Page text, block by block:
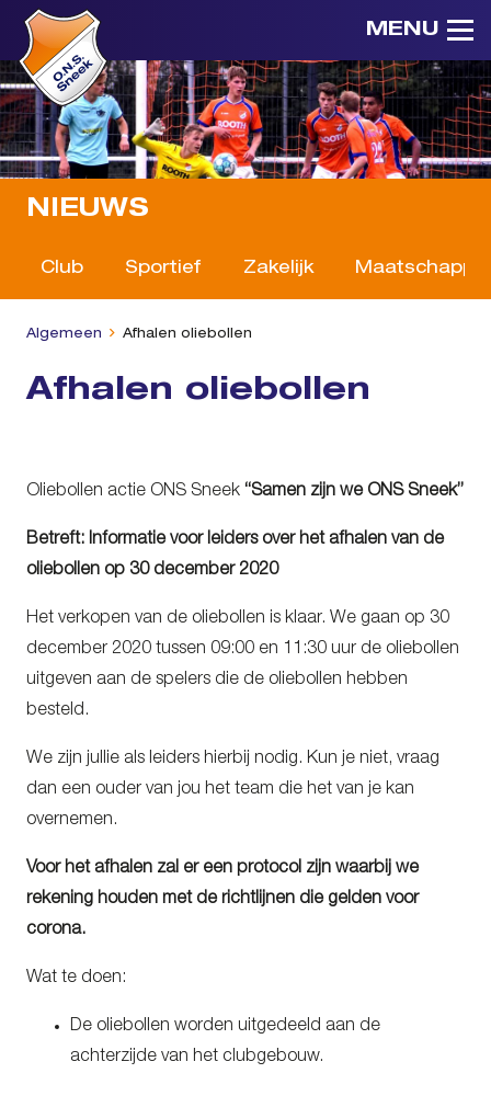
MENU
NIEUWS
Club Sportief Zakelijk
Algemeen Afhalen oliebollen
Afhalen oliebollen
Oliebollen actie ONS Sneek “Samen zijn we ONS Sneek”
Betreft: Informatie voor leiders over het afhalen van de
oliebollen op 30 december 2020
Het verkopen van de oliebollen is klaar. We gaan op 30
december 2020 tussen 09:00 en 11:30 uur de oliebollen
uitgeven aan de spelers die de oliebollen hebben
besteld.
We zijn jullie als leiders hierbij nodig. Kun je niet, vraag
dan een ouder van jou het team die het van je kan
overnemen.
Voor het afhalen zal er een protocol zijn waarbij we
rekening houden met de richtlijnen die gelden voor
corona.
Wat te doen:
De oliebollen worden uitgedeeld aan de
achterzijde van het clubgebouw.